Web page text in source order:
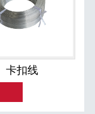
卡扣线